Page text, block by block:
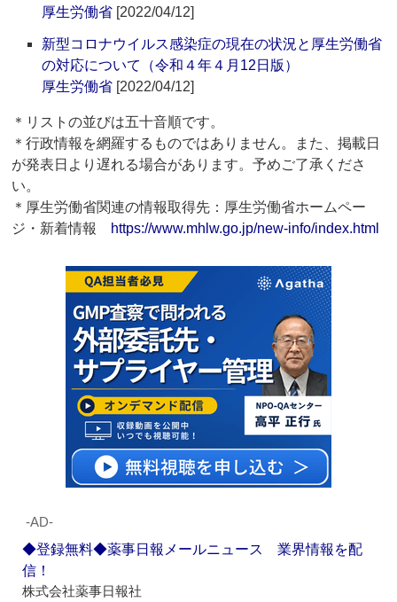
厚生労働省 [2022/04/12]
新型コロナウイルス感染症の現在の状況と厚生労働省
の対応について（令和４年４月12日版）
厚生労働省 [2022/04/12]
＊リストの並びは五十音順です。
＊行政情報を網羅するものではありません。また、掲載日
が発表日より遅れる場合があります。予めご了承くださ
い。
＊厚生労働省関連の情報取得先：厚生労働省ホームペー
ジ・新着情報 https://www.mhlw.go.jp/new-info/index.html
‐AD‐
◆登録無料◆薬事日報メールニュース 業界情報を配
信！
株式会社薬事日報社